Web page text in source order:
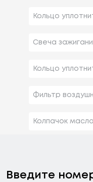
Кольцо
Свеча
Кольцо
Фильтр
Колпачок
Введите